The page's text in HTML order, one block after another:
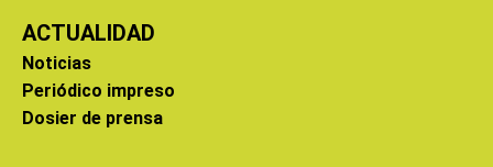
ACTUALIDAD
Noticias
Periódico impreso
Dosier de prensa